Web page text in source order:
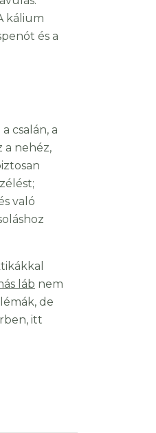
kálium
és a
csalán, a
a nehéz,
való
láb nem
de
itt